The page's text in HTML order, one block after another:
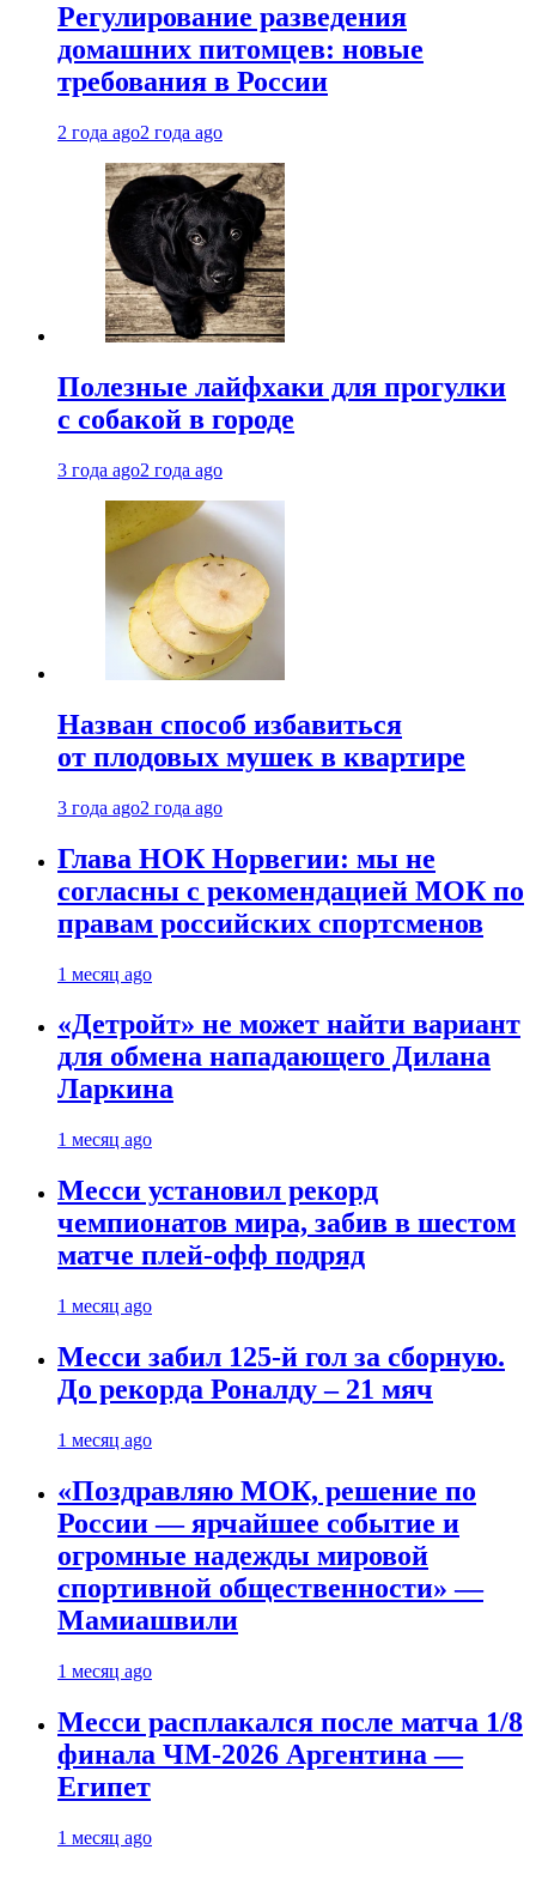
Регулирование разведения
домашних питомцев: новые
требования в России
2 года ago2 года ago
Полезные лайфхаки для прогулки
с собакой в городе
3 года ago2 года ago
Назван способ избавиться
от плодовых мушек в квартире
3 года ago2 года ago
Глава НОК Норвегии: мы не
согласны с рекомендацией МОК по
правам российских спортсменов
1 месяц ago
«Детройт» не может найти вариант
для обмена нападающего Дилана
Ларкина
1 месяц ago
Месси установил рекорд
чемпионатов мира, забив в шестом
матче плей‑офф подряд
1 месяц ago
Месси забил 125-й гол за сборную.
До рекорда Роналду – 21 мяч
1 месяц ago
«Поздравляю МОК, решение по
России — ярчайшее событие и
огромные надежды мировой
спортивной общественности» —
Мамиашвили
1 месяц ago
Месси расплакался после матча 1/8
финала ЧМ-2026 Аргентина —
Египет
1 месяц ago